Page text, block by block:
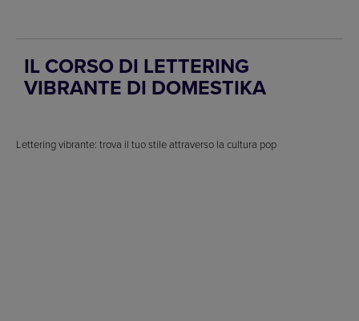
IL CORSO DI LETTERING
VIBRANTE DI DOMESTIKA
Lettering vibrante: trova il tuo stile attraverso la cultura pop